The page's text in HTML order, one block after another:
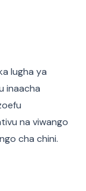
lugha ya
inaacha
na viwango
cha chini.